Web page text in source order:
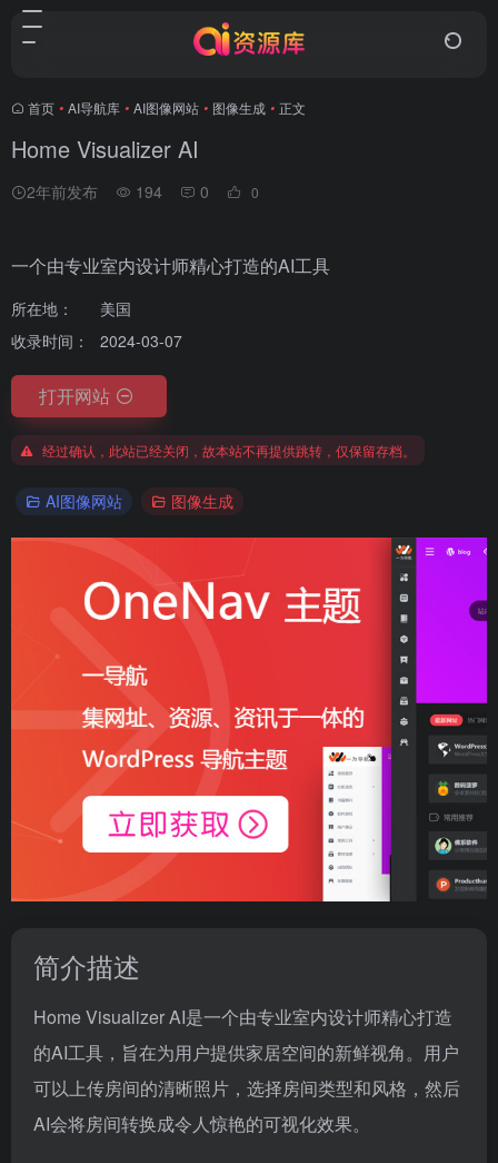
首页 • AI导航库 • AI图像网站 • 图像生成 • 正文
Home Visualizer AI
2年前发布 194 0 0
一个由专业室内设计师精心打造的AI工具
所在地：
美国
收录时间：
2024-03-07
打开网站
经过确认，此站已经关闭，故本站不再提供跳转，仅保留存档。
AI图像网站 图像生成
简介描述
Home Visualizer AI是一个由专业室内设计师精心打造
的AI工具，旨在为用户提供家居空间的新鲜视角。用户
可以上传房间的清晰照片，选择房间类型和风格，然后
AI会将房间转换成令人惊艳的可视化效果。